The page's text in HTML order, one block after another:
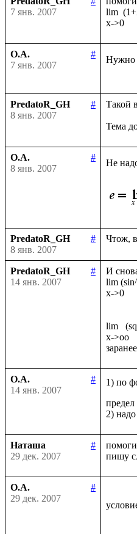
7 янв. 2007
lim
О.А.
#
7 янв. 2007
Нужно
PredatoR_GH
#
8 янв. 2007
Такой
О.А.
#
8 янв. 2007
Не
PredatoR_GH
#
8 янв. 2007
PredatoR_GH
#
14 янв. 2007
И
lim
x->0
lim
x->oo
О.А.
#
14 янв. 2007
1) по
Наташа
#
29 дек. 2007
О.А.
#
29 дек. 2007